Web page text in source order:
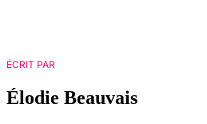
ÉCRIT PAR
Élodie Beauvais